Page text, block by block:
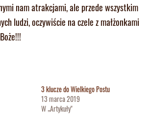
nam atrakcjami, ale przede wszystkim
ludzi, oczywiście na czele z małżonkami
3 klucze do Wielkiego Postu
13 marca 2019
W „Artykuły"